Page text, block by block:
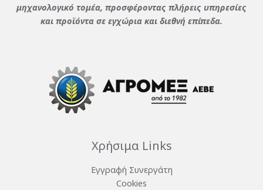
μηχανολογικό τομέα, προσφέροντας πλήρεις υπηρεσίες
και προϊόντα σε εγχώρια και διεθνή επίπεδα.
Χρήσιμα Links
Εγγραφή Συνεργάτη
Cookies